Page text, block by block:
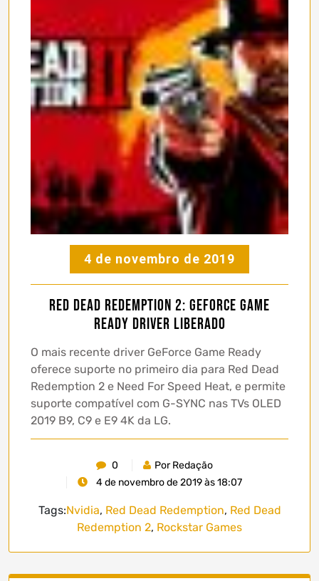
4 de novembro de 2019
Red Dead Redemption 2: GeForce Game
Ready driver liberado
O mais recente driver GeForce Game Ready
oferece suporte no primeiro dia para Red Dead
Redemption 2 e Need For Speed ​​Heat, e permite
suporte compatível com G-SYNC nas TVs OLED
2019 B9, C9 e E9 4K da LG.
0
Por Redação
4 de novembro de 2019 às 18:07
Tags:Nvidia, Red Dead Redemption, Red Dead
Redemption 2, Rockstar Games